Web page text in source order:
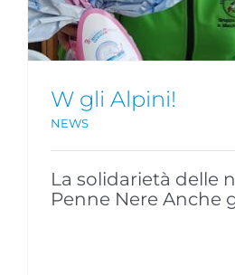
W gli Alpini!
NEWS
La solidarietà delle
Penne Nere Anche